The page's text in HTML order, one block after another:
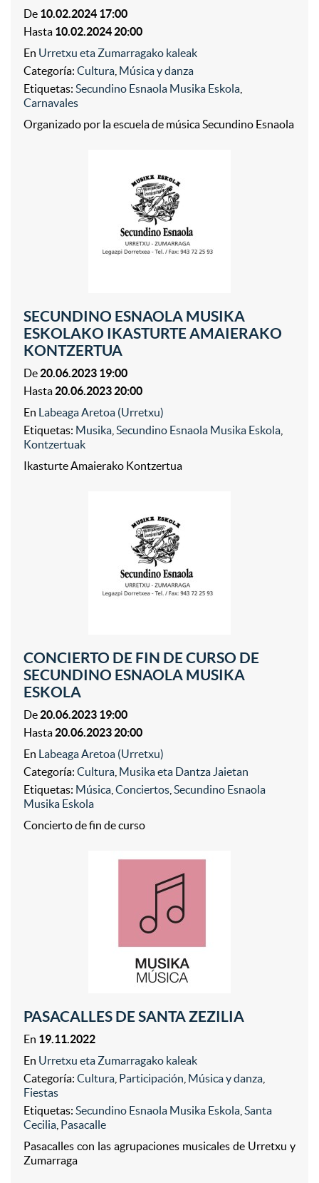
De 10.02.2024 17:00
Hasta 10.02.2024 20:00
En Urretxu eta Zumarragako kaleak
Categoría: Cultura Música y danza
Etiquetas: Secundino Esnaola Musika Eskola
Carnavales
Organizado por la escuela de música Secundino Esnaola
SECUNDINO ESNAOLA MUSIKA
ESKOLAKO IKASTURTE AMAIERAKO
KONTZERTUA
De 20.06.2023 19:00
Hasta 20.06.2023 20:00
En Labeaga Aretoa (Urretxu)
Etiquetas: Musika Secundino Esnaola Musika Eskola
Kontzertuak
Ikasturte Amaierako Kontzertua
CONCIERTO DE FIN DE CURSO DE
SECUNDINO ESNAOLA MUSIKA
ESKOLA
De 20.06.2023 19:00
Hasta 20.06.2023 20:00
En Labeaga Aretoa (Urretxu)
Categoría: Cultura Musika eta Dantza Jaietan
Etiquetas: Música Conciertos Secundino Esnaola
Musika Eskola
Concierto de fin de curso
PASACALLES DE SANTA ZEZILIA
En 19.11.2022
En Urretxu eta Zumarragako kaleak
Categoría: Cultura Participación Música y danza
Fiestas
Etiquetas: Secundino Esnaola Musika Eskola Santa
Cecilia Pasacalle
Pasacalles con las agrupaciones musicales de Urretxu y
Zumarraga